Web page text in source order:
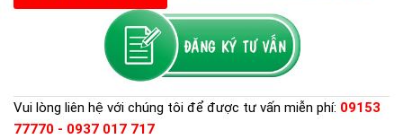
Vui lòng liên hệ với chúng tôi để được tư vấn miễn phí: 09153
77770 - 0937 017 717